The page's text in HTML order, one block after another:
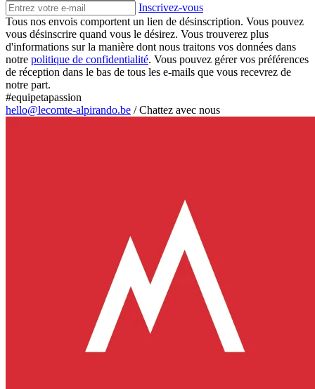
Inscrivez-vous
Tous nos envois comportent un lien de désinscription. Vous pouvez
vous désinscrire quand vous le désirez. Vous trouverez plus
d'informations sur la manière dont nous traitons vos données dans
notre politique de confidentialité. Vous pouvez gérer vos préférences
de réception dans le bas de tous les e-mails que vous recevrez de
notre part.
#equipetapassion
hello@lecomte-alpirando.be /Chattez avec nous